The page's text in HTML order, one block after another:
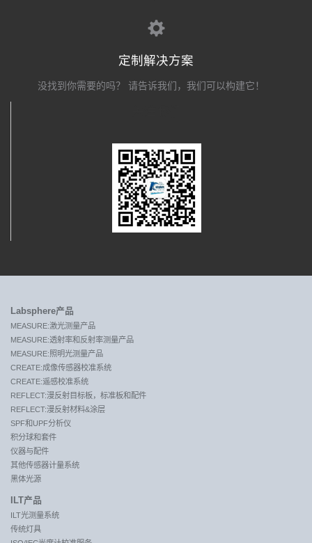
定制解决方案
没找到你需要的吗？ 请告诉我们，我们可以构建它！
Labsphere产品
MEASURE:激光测量产品
MEASURE:透射率和反射率测量产品
MEASURE:照明光测量产品
CREATE:成像传感器校准系统
CREATE:遥感校准系统
REFLECT:漫反射目标板，标准板和配件
REFLECT:漫反射材料&涂层
SPF和UPF分析仪
积分球和套件
仪器与配件
其他传感器计量系统
黑体光源
ILT产品
ILT光测量系统
传统灯具